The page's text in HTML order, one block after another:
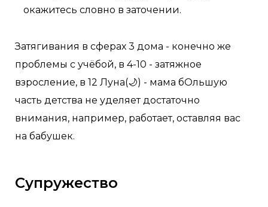
окажитесь словно в заточении.
Затягивания в сферах 3 дома - конечно же
проблемы с учёбой, в 4-10 - затяжное
взросление, в 12 Луна(🌙) - мама бОльшую
часть детства не уделяет достаточно
внимания, например, работает, оставляя вас
на бабушек.
Супружество